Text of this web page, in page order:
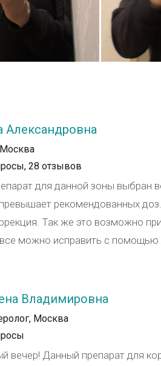
Александровна
28 отзывов
для данной зоны выбран
рекомендованных
Так же это возможно
можно исправить с помощью
Владимировна
Москва
вечер! Данный препарат для